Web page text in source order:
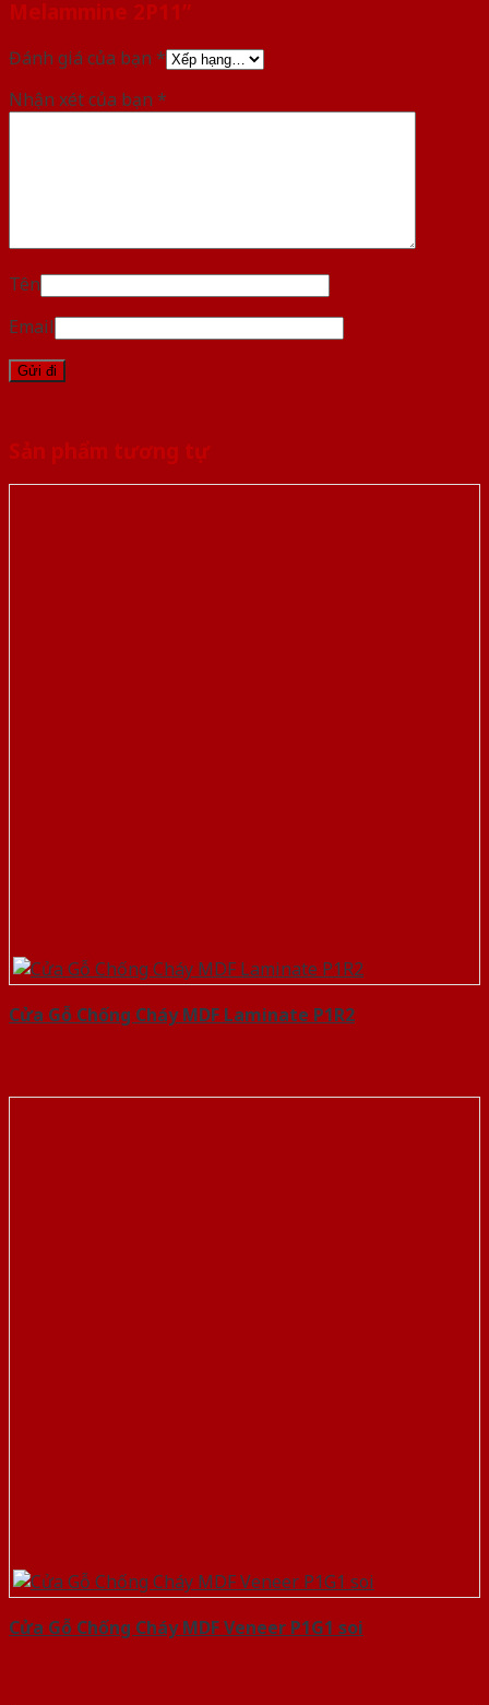
Melammine 2P11”
Đánh giá của bạn *
Nhận xét của bạn *
Tên
Email
Sản phẩm tương tự
Cửa Gỗ Chống Cháy MDF Laminate P1R2
Cửa Gỗ Chống Cháy MDF Veneer P1G1 soi